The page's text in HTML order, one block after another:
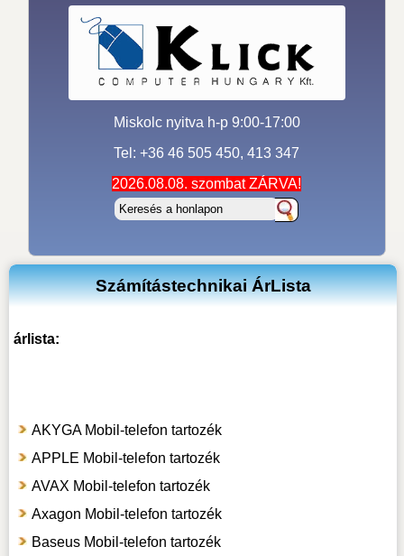
Miskolc nyitva h-p 9:00-17:00
Tel: +36 46 505 450, 413 347
2026.08.08. szombat ZÁRVA!
Számítástechnikai ÁrLista
árlista:
AKYGA Mobil-telefon tartozék
APPLE Mobil-telefon tartozék
AVAX Mobil-telefon tartozék
Axagon Mobil-telefon tartozék
Baseus Mobil-telefon tartozék